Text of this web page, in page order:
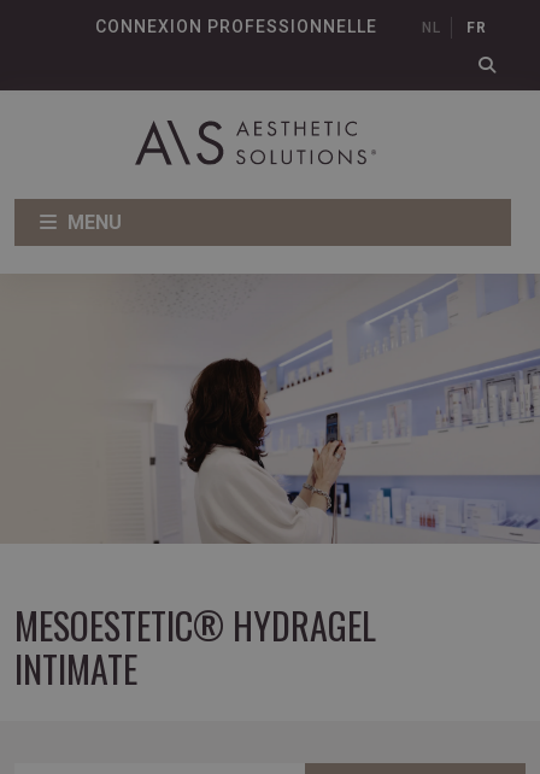
CONNEXION PROFESSIONNELLE NL FR
MENU
MESOESTETIC® HYDRAGEL
INTIMATE